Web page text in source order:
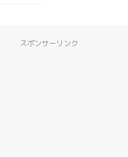
スポンサーリンク